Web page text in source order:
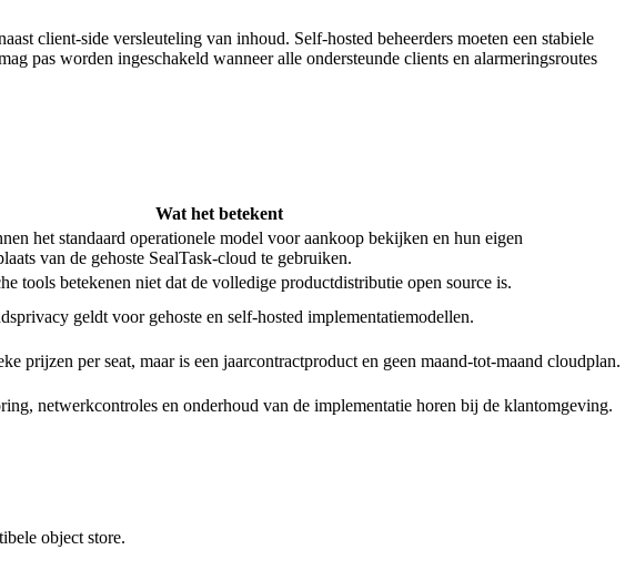
client-side versleuteling van inhoud. Self-hosted beheerders moeten een stabiele
pas worden ingeschakeld wanneer alle ondersteunde clients en alarmeringsroutes
Wat het betekent
het standaard operationele model voor aankoop bekijken en hun eigen
van de gehoste SealTask-cloud te gebruiken.
tools betekenen niet dat de volledige productdistributie open source is.
geldt voor gehoste en self-hosted implementatiemodellen.
prijzen per seat, maar is een jaarcontractproduct en geen maand-tot-maand cloudplan.
netwerkcontroles en onderhoud van de implementatie horen bij de klantomgeving.
object store.